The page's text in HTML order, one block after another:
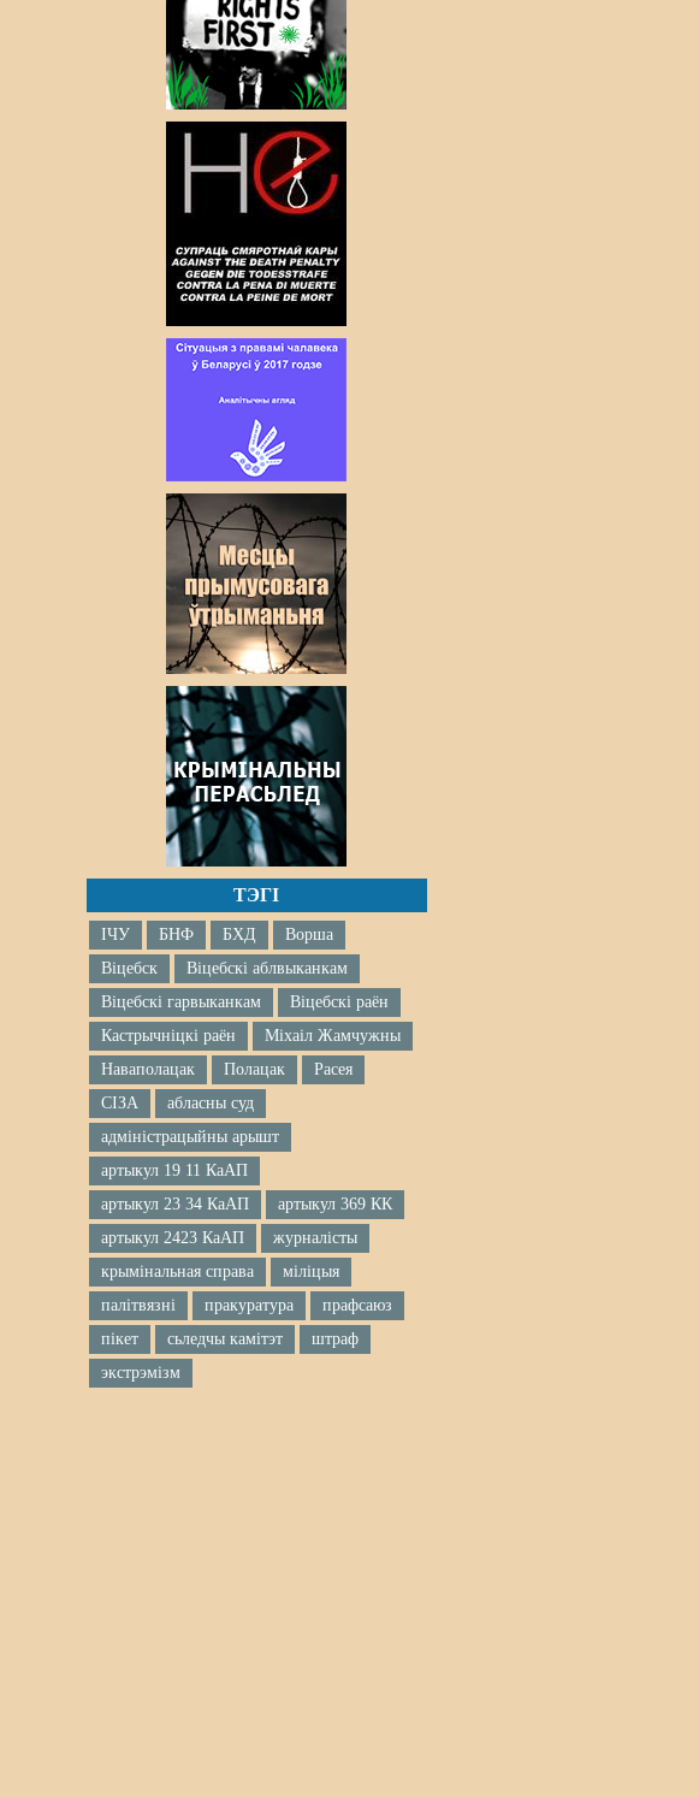
ТЭГІ
ІЧУ БНФ БХД
Ворша
Віцебск
Віцебскі аблвыканкам
Віцебскі гарвыканкам
Віцебскі раён
Кастрычніцкі раён
Міхаіл Жамчужны
Наваполацак
Полацак
Расея
СІЗА
абласны суд
адміністрацыйны арышт
артыкул 19 11 КаАП
артыкул 23 34 КаАП
артыкул 369 КК
артыкул 2423 КаАП
журналісты
крымінальная справа
міліцыя
палітвязні
пракуратура
прафсаюз
пікет
сьледчы камітэт
штраф
экстрэмізм